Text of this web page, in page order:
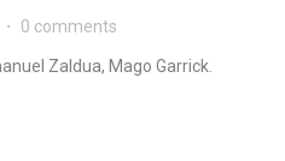
0 comments
Zaldua, Mago Garrick.